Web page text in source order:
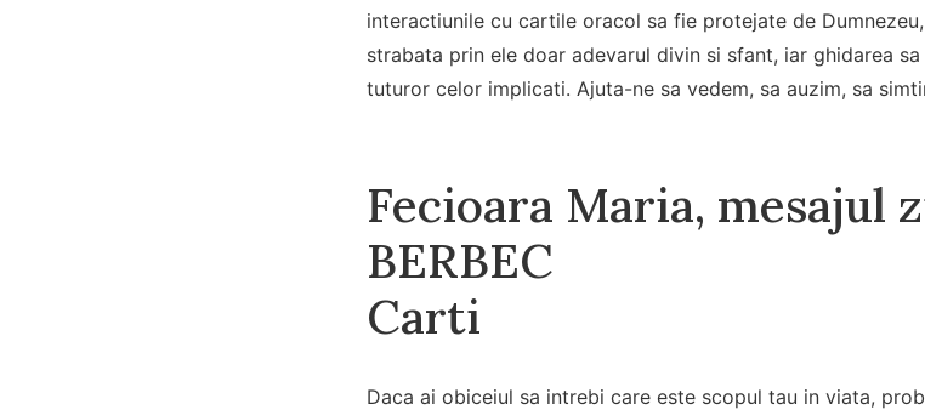
interactiunile cu cartile oracol sa fie protejate de
strabata prin ele doar adevarul divin si sfant, iar ghidarea
tuturor celor implicati. Ajuta-ne sa vedem, sa auzim, sa
Fecioara Maria, mesajul
BERBEC
Carti
Daca ai obiceiul sa intrebi care este scopul tau in viata,